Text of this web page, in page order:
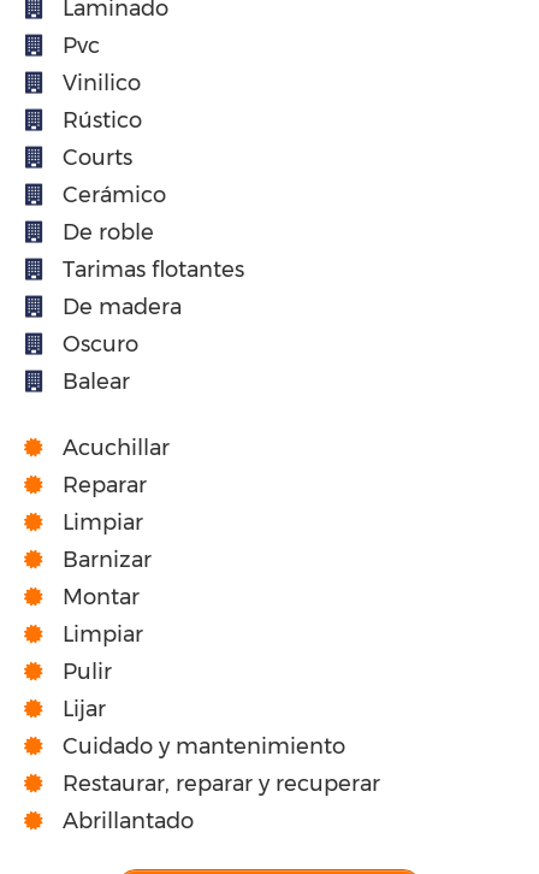
Laminado
Pvc
Vinilico
Rústico
Courts
Cerámico
De roble
Tarimas flotantes
De madera
Oscuro
Balear
Acuchillar
Reparar
Limpiar
Barnizar
Montar
Limpiar
Pulir
Lijar
Cuidado y mantenimiento
Restaurar, reparar y recuperar
Abrillantado